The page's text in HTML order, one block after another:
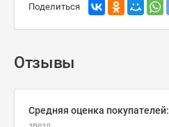
Поделиться
Отзывы
Средняя оценка покупателей: